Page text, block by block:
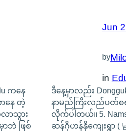
ကနေ
နေ တဲ့
ာသွား
ာဘဲ ဖြစ်
Jun
by
in
ဒီနေ့မှာလည်း
နာမည်ကြီးလည်ပတ်စ
လိုက်ပါတယ်။ 5.
ဆန်ဂိုဟန်နိုကျေးရွာ (